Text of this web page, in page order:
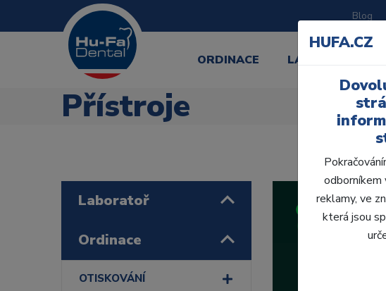
Blog
ORDINACE LABORATOŘ
Přístroje
Laboratoř
Ordinace
OTISKOVÁNÍ
HUFA.CZ
odborníkem
reklamy, ve
která jsou